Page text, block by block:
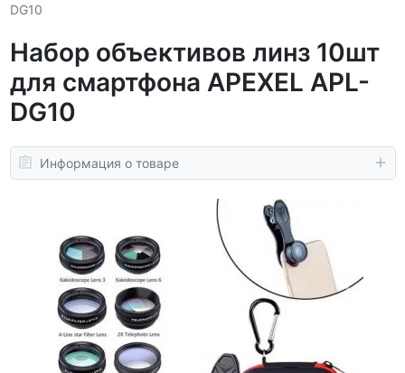
DG10
Набор объективов линз 10шт
для смартфона APEXEL APL-
DG10
Информация о товаре